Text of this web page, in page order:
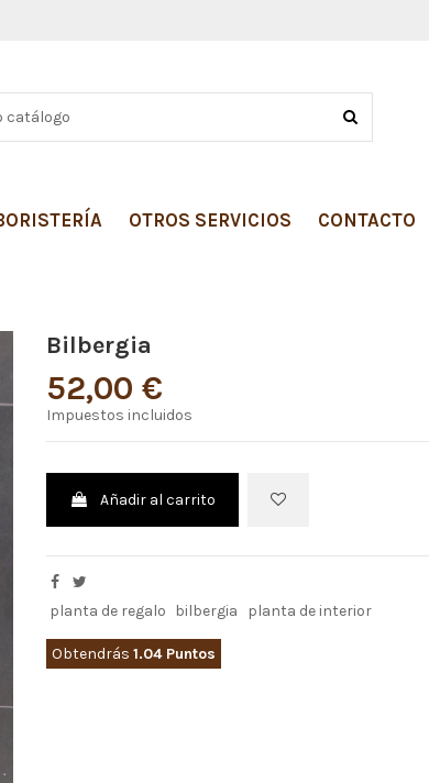
OTROS SERVICIOS CONTACTO
Bilbergia
52,00 €
Impuestos incluidos
Añadir al carrito
planta de regalo bilbergia planta de interior
Obtendrás 1.04 Puntos